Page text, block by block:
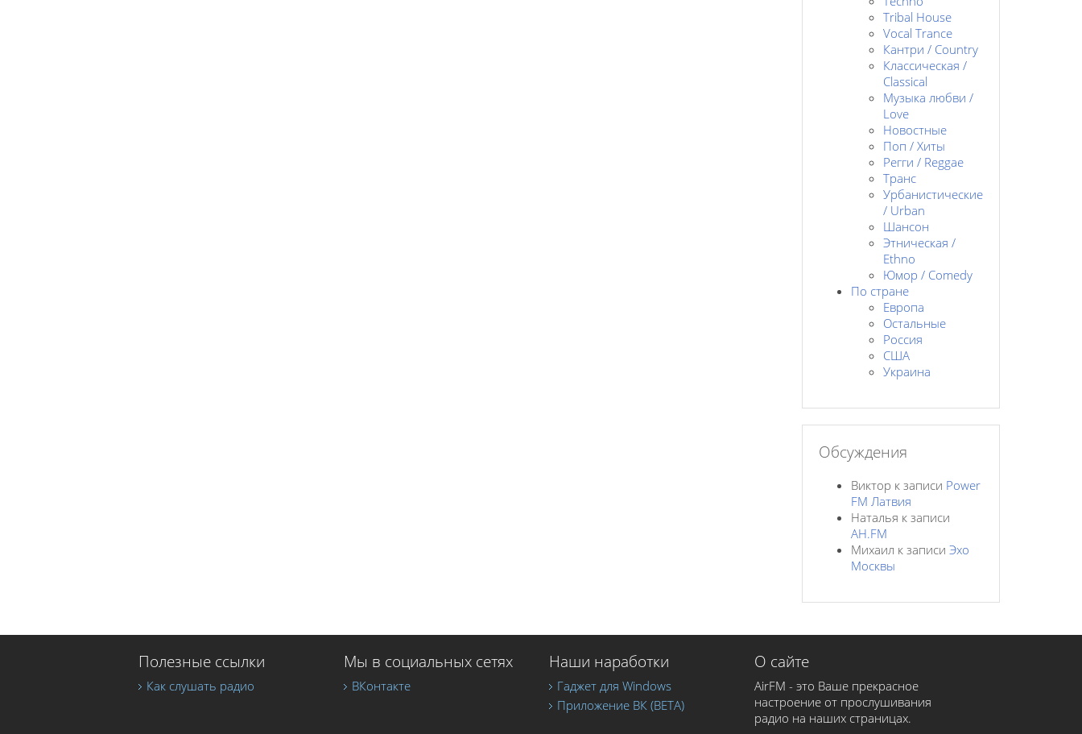
Tribal House
Vocal Trance
Кантри / Country
Классическая /
Classical
Музыка любви /
Love
Новостные
Поп / Хиты
Регги / Reggae
Транс
Урбанистические
/ Urban
Шансон
Этническая /
Ethno
Юмор / Comedy
По стране
Европа
Остальные
Россия
США
Украина
Обсуждения
Виктор к записи Power
FM Латвия
Наталья к записи
AH.FM
Михаил к записи Эхо
Москвы
Полезные ссылки
Как слушать радио
Мы в социальных сетях
ВКонтакте
Наши наработки
Гаджет для Windows
Приложение ВК (BETA)
О сайте
AirFM - это Ваше прекрасное
настроение от прослушивания
радио на наших страницах.